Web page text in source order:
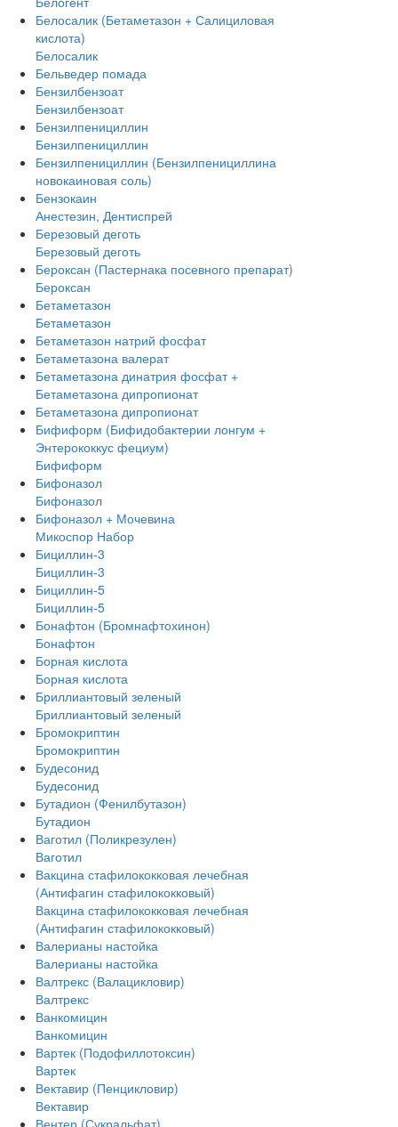
Белосалик (Бетаметазон + Салициловая
кислота)
Белосалик
Бельведер помада
Бензилбензоат
Бензилбензоат
Бензилпенициллин
Бензилпенициллин
Бензилпенициллин (Бензилпенициллина
новокаиновая соль)
Бензокаин
Анестезин, Дентиспрей
Березовый деготь
Березовый деготь
Бероксан (Пастернака посевного препарат)
Бероксан
Бетаметазон
Бетаметазон
Бетаметазон натрий фосфат
Бетаметазона валерат
Бетаметазона динатрия фосфат +
Бетаметазона дипропионат
Бетаметазона дипропионат
Бифиформ (Бифидобактерии лонгум +
Энтерококкус фециум)
Бифиформ
Бифоназол
Бифоназол
Бифоназол + Мочевина
Микоспор Набор
Бициллин-3
Бициллин-3
Бициллин-5
Бициллин-5
Бонафтон (Бромнафтохинон)
Бонафтон
Борная кислота
Борная кислота
Бриллиантовый зеленый
Бриллиантовый зеленый
Бромокриптин
Бромокриптин
Будесонид
Будесонид
Бутадион (Фенилбутазон)
Бутадион
Ваготил (Поликрезулен)
Ваготил
Вакцина стафилококковая лечебная
(Антифагин стафилококковый)
Вакцина стафилококковая лечебная
(Антифагин стафилококковый)
Валерианы настойка
Валерианы настойка
Валтрекс (Валацикловир)
Валтрекс
Ванкомицин
Ванкомицин
Вартек (Подофиллотоксин)
Вартек
Вектавир (Пенцикловир)
Вектавир
Вентер (Сукральфат)